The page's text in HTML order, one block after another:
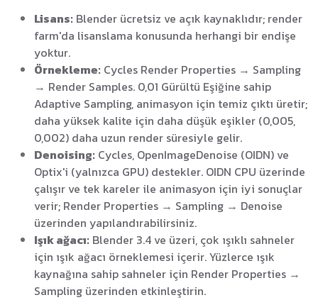
Lisans: Blender ücretsiz ve açık kaynaklıdır; render
farm'da lisanslama konusunda herhangi bir endişe
yoktur.
Örnekleme: Cycles Render Properties → Sampling
→ Render Samples. 0,01 Gürültü Eşiğine sahip
Adaptive Sampling, animasyon için temiz çıktı üretir;
daha yüksek kalite için daha düşük eşikler (0,005,
0,002) daha uzun render süresiyle gelir.
Denoising: Cycles, OpenImageDenoise (OIDN) ve
Optix'i (yalnızca GPU) destekler. OIDN CPU üzerinde
çalışır ve tek kareler ile animasyon için iyi sonuçlar
verir; Render Properties → Sampling → Denoise
üzerinden yapılandırabilirsiniz.
Işık ağacı: Blender 3.4 ve üzeri, çok ışıklı sahneler
için ışık ağacı örneklemesi içerir. Yüzlerce ışık
kaynağına sahip sahneler için Render Properties →
Sampling üzerinden etkinleştirin.